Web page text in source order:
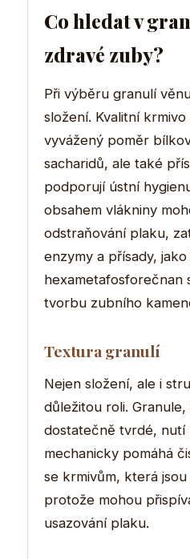
Co hledat v
zdravé zuby?
Při výběru granulí
složení. Kvalitní
vyvážený poměr
sacharidů, ale také
podporují ústní
obsahem vlákniny
odstraňování plaku,
enzymy a přísady, jako
hexametafosforečnan
tvorbu zubního
Textura granulí
Nejen složení, ale i
důležitou roli.
dostatečně tvrdé, nutí
mechanicky pomáhá
se krmivům, která
protože mohou
usazování plaku.